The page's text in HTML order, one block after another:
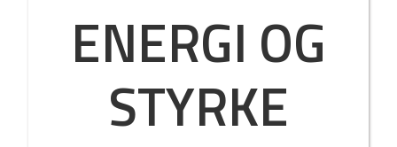
ENERGI OG
STYRKE